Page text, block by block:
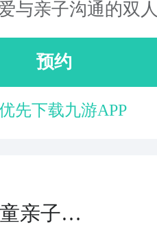
与亲子沟通的双
预约
先下载九游APP
亲子游
猜字